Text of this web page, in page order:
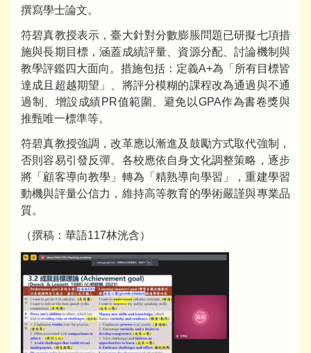
撰寫學士論文。
符碧真教授表示，臺大針對分數膨脹問題已研擬七項措
施與長期目標，涵蓋成績評量、資源分配、討論機制與
教學評鑑四大面向。措施包括：定義A+為「所有目標皆
達成且超越期望」、將評分模糊的課程改為通過與不通
過制、增設成績PR值範圍、避免以GPA作為書卷獎與
推甄唯一標準等。
符碧真教授強調，改革應以漸進及鼓勵方式取代強制，
否則容易引發反彈。各校應依自身文化調整策略，逐步
將「顧客導向教學」轉為「精熟導向學習」，重建學習
動機與評量公信力，維持高等教育的學術嚴謹與專業品
質。
（撰稿：華語117林洸含）